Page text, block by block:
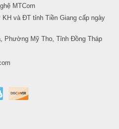
MTCom
và ĐT tỉnh Tiền Giang cấp ngày
Phường Mỹ Tho, Tỉnh Đồng Tháp